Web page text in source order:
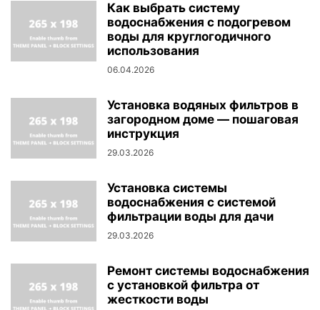
Как выбрать систему
водоснабжения с подогревом
воды для круглогодичного
использования
06.04.2026
Установка водяных фильтров в
загородном доме — пошаговая
инструкция
29.03.2026
Установка системы
водоснабжения с системой
фильтрации воды для дачи
29.03.2026
Ремонт системы водоснабжения
с установкой фильтра от
жесткости воды